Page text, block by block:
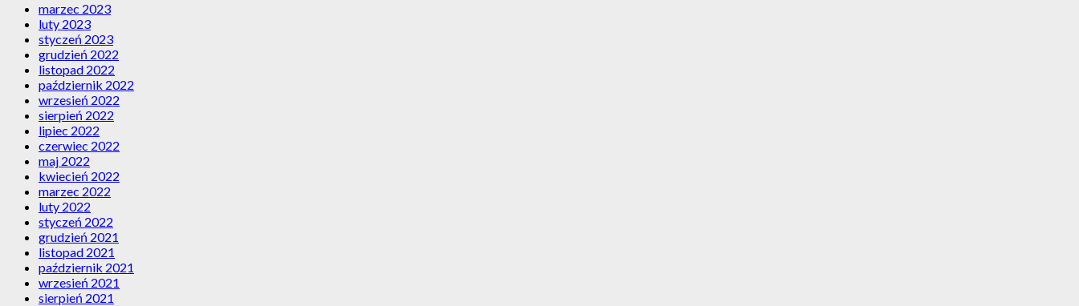
marzec 2023
luty 2023
styczeń 2023
grudzień 2022
listopad 2022
październik 2022
wrzesień 2022
sierpień 2022
lipiec 2022
czerwiec 2022
maj 2022
kwiecień 2022
marzec 2022
luty 2022
styczeń 2022
grudzień 2021
listopad 2021
październik 2021
wrzesień 2021
sierpień 2021